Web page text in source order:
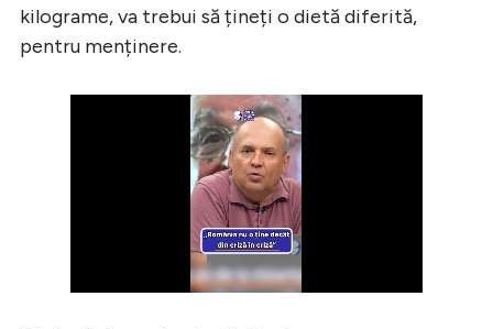
kilograme, va trebui să țineți o dietă diferită,
pentru menținere.